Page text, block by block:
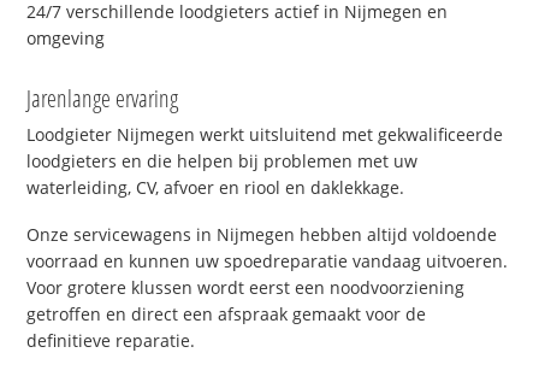
24/7 verschillende loodgieters actief in Nijmegen en
omgeving
Jarenlange ervaring
Loodgieter Nijmegen werkt uitsluitend met gekwalificeerde
loodgieters en die helpen bij problemen met uw
waterleiding, CV, afvoer en riool en daklekkage.
Onze servicewagens in Nijmegen hebben altijd voldoende
voorraad en kunnen uw spoedreparatie vandaag uitvoeren.
Voor grotere klussen wordt eerst een noodvoorziening
getroffen en direct een afspraak gemaakt voor de
definitieve reparatie.